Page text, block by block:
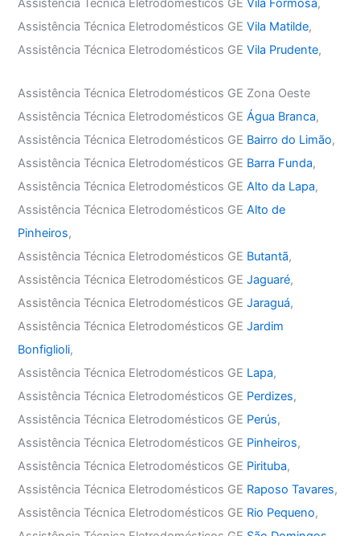
Assistência Técnica Eletrodomésticos GEVila Formosa,
Assistência Técnica Eletrodomésticos GEVila Matilde,
Assistência Técnica Eletrodomésticos GEVila Prudente,
Assistência Técnica Eletrodomésticos GE Zona Oeste
Assistência Técnica Eletrodomésticos GEÁgua Branca,
Assistência Técnica Eletrodomésticos GE Bairro do Limão,
Assistência Técnica Eletrodomésticos GE Barra Funda,
Assistência Técnica Eletrodomésticos GEAlto da Lapa,
Assistência Técnica Eletrodomésticos GEAlto de
Pinheiros,
Assistência Técnica Eletrodomésticos GE Butantã,
Assistência Técnica Eletrodomésticos GEJaguaré,
Assistência Técnica Eletrodomésticos GEJaraguá,
Assistência Técnica Eletrodomésticos GEJardim
Bonfiglioli,
Assistência Técnica Eletrodomésticos GE Lapa,
Assistência Técnica Eletrodomésticos GE Perdizes,
Assistência Técnica Eletrodomésticos GE Perús,
Assistência Técnica Eletrodomésticos GE Pinheiros,
Assistência Técnica Eletrodomésticos GE Pirituba,
Assistência Técnica Eletrodomésticos GE Raposo Tavares,
Assistência Técnica Eletrodomésticos GE Rio Pequeno,